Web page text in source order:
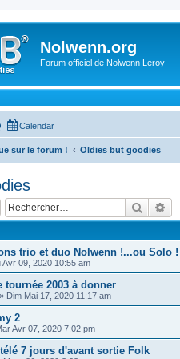
Nolwenn.org
Forum officiel de Nolwenn Leroy
Calendar
sur le forum ! Oldies but goodies
trio et duo Nolwenn !...ou Solo !
Avr 09, 2020 10:55 am
tournée 2003 à donner
» Dim Mai 17, 2020 11:17 am
2
Avr 07, 2020 7:02 pm
7 jours d'avant sortie Folk